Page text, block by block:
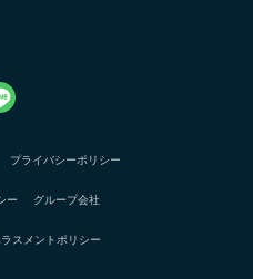
プライバシーポリシー
ー グループ会社
スメントポリシー